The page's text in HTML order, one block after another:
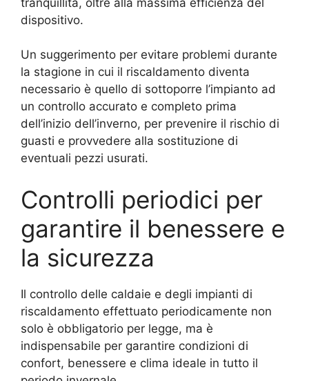
dispositivo.
Un suggerimento per evitare problemi durante
la stagione in cui il riscaldamento diventa
necessario è quello di sottoporre l’impianto ad
un controllo accurato e completo prima
dell’inizio dell’inverno, per prevenire il rischio di
guasti e provvedere alla sostituzione di
eventuali pezzi usurati.
Controlli periodici per
garantire il benessere e
la sicurezza
Il controllo delle caldaie e degli impianti di
riscaldamento effettuato periodicamente non
solo è obbligatorio per legge, ma è
indispensabile per garantire condizioni di
confort, benessere e clima ideale in tutto il